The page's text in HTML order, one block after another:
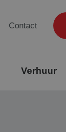
Contact
Verhuur